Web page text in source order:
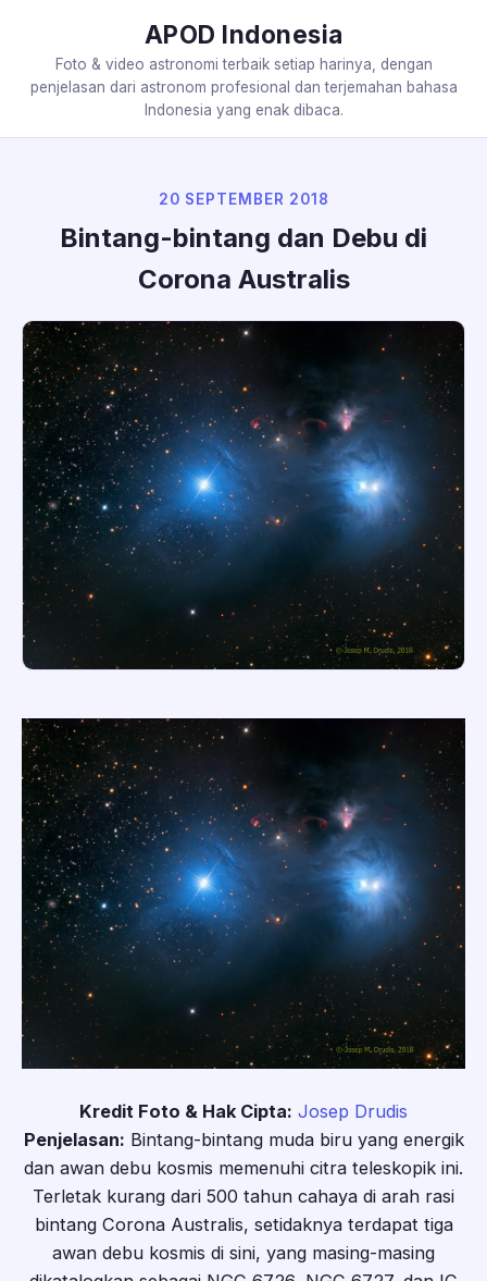
APOD Indonesia
Foto & video astronomi terbaik setiap harinya, dengan
penjelasan dari astronom profesional dan terjemahan bahasa
Indonesia yang enak dibaca.
20 SEPTEMBER 2018
Bintang-bintang dan Debu di
Corona Australis
Kredit Foto & Hak Cipta: Josep Drudis
Penjelasan: Bintang-bintang muda biru yang energik
dan awan debu kosmis memenuhi citra teleskopik ini.
Terletak kurang dari 500 tahun cahaya di arah rasi
bintang Corona Australis, setidaknya terdapat tiga
awan debu kosmis di sini, yang masing-masing